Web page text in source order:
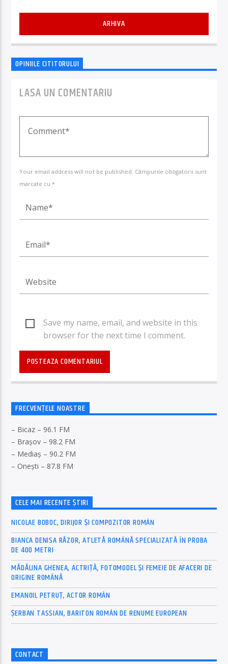
ARHIVA
OPINIILE CITITORULUI
LASA UN COMENTARIU
Your email address will not be published. Câmpurile obligatorii sunt
marcate cu *
Save my name, email, and website in this
browser for the next time I comment.
FRECVENȚELE NOASTRE
– Bicaz – 96.1 FM
– Brașov – 98.2 FM
– Mediaș – 90.2 FM
– Onești – 87.8 FM
CELE MAI RECENTE ȘTIRI
NICOLAE BOBOC, DIRIJOR ȘI COMPOZITOR ROMÂN
BIANCA DENISA RĂZOR, ATLETĂ ROMÂNĂ SPECIALIZATĂ ÎN PROBA
DE 400 METRI
MĂDĂLINA GHENEA, ACTRIȚĂ, FOTOMODEL ȘI FEMEIE DE AFACERI DE
ORIGINE ROMÂNĂ
EMANOIL PETRUȚ, ACTOR ROMÂN
ȘERBAN TASSIAN, BARITON ROMÂN DE RENUME EUROPEAN
CONTACT